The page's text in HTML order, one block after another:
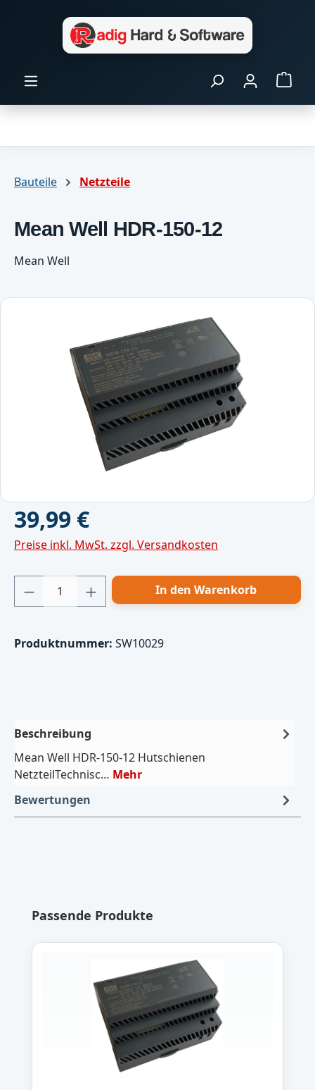
Zum Hauptinhalt springen
Bauteile Netzteile
Mean Well HDR-150-12
Mean Well
Regulärer Preis:
39,99 €
Preise inkl. MwSt. zzgl. Versandkosten
Produkt Anzahl: Gib den gewünschten
In den Warenkorb
Produktnummer: SW10029
Beschreibung
Mean Well HDR-150-12 Hutschienen
NetzteilTechnisc… Mehr
Bewertungen
Produktgalerie überspringen
Passende Produkte